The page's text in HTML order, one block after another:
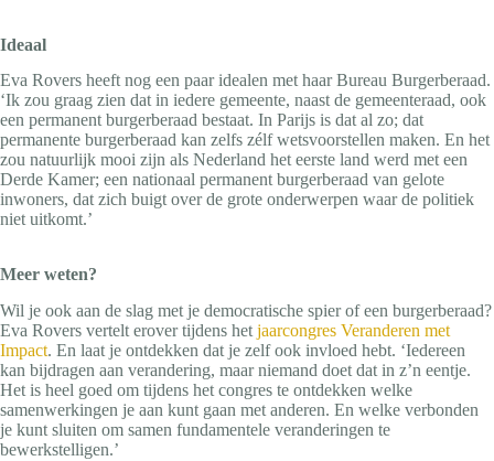
Ideaal
Eva Rovers heeft nog een paar idealen met haar Bureau Burgerberaad.
‘Ik zou graag zien dat in iedere gemeente, naast de gemeenteraad, ook
een permanent burgerberaad bestaat. In Parijs is dat al zo; dat
permanente burgerberaad kan zelfs zélf wetsvoorstellen maken. En het
zou natuurlijk mooi zijn als Nederland het eerste land werd met een
Derde Kamer; een nationaal permanent burgerberaad van gelote
inwoners, dat zich buigt over de grote onderwerpen waar de politiek
niet uitkomt.’
Meer weten?
Wil je ook aan de slag met je democratische spier of een burgerberaad?
Eva Rovers vertelt erover tijdens het jaarcongres Veranderen met
Impact. En laat je ontdekken dat je zelf ook invloed hebt. ‘Iedereen
kan bijdragen aan verandering, maar niemand doet dat in z’n eentje.
Het is heel goed om tijdens het congres te ontdekken welke
samenwerkingen je aan kunt gaan met anderen. En welke verbonden
je kunt sluiten om samen fundamentele veranderingen te
bewerkstelligen.’